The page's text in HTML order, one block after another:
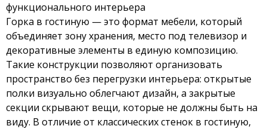
функционального интерьера
Горка в гостиную — это формат мебели, который
объединяет зону хранения, место под телевизор и
декоративные элементы в единую композицию.
Такие конструкции позволяют организовать
пространство без перегрузки интерьера: открытые
полки визуально облегчают дизайн, а закрытые
секции скрывают вещи, которые не должны быть на
виду. В отличие от классических стенок в гостиную,